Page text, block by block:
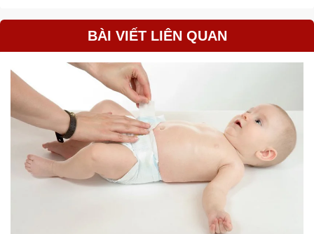
BÀI VIẾT LIÊN QUAN